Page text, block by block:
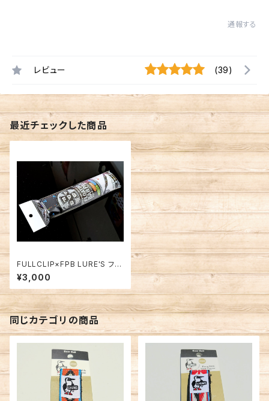
通報する
レビュー (39)
最近チェックした商品
FULLCLIP×FPB LURE'S フロ
ーティングバーパッド スプラッシ
ュ
¥3,000
同じカテゴリの商品